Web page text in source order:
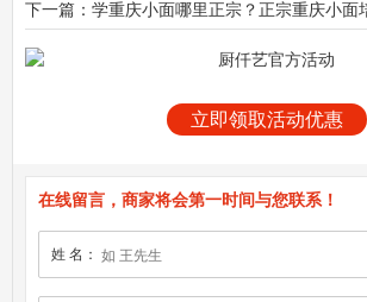
下一篇：学重庆小面哪里正宗？正宗重庆小面
立即领取活动优惠
在线留言，商家将会第一时间与您联系！
姓 名：